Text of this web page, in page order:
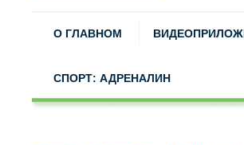
О ГЛАВНОМ
СПОРТ: АДРЕНАЛИН